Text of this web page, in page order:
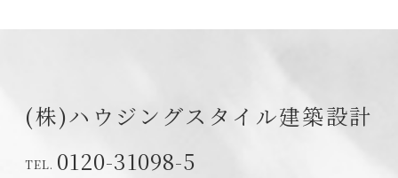
(株)ハウジングスタイル建築設計
0120-31098-5